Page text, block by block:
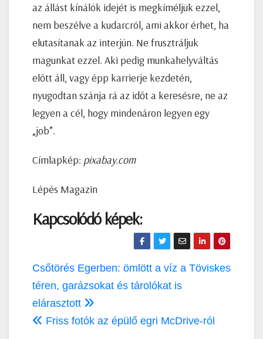
az állást kínálók idejét is megkíméljük ezzel,
nem beszélve a kudarcról, ami akkor érhet, ha
elutasítanak az interjún. Ne frusztráljuk
magunkat ezzel. Aki pedig munkahelyváltás
előtt áll, vagy épp karrierje kezdetén,
nyugodtan szánja rá az időt a keresésre, ne az
legyen a cél, hogy mindenáron legyen egy
„job”.
Címlapkép: pixabay.com
Lépés Magazin
Kapcsolódó képek:
Bejegyzés
navigáció
Csőtörés Egerben: ömlött a víz a Töviskes
téren, garázsokat és tárolókat is
elárasztott
Friss fotók az épülő egri McDrive-ról